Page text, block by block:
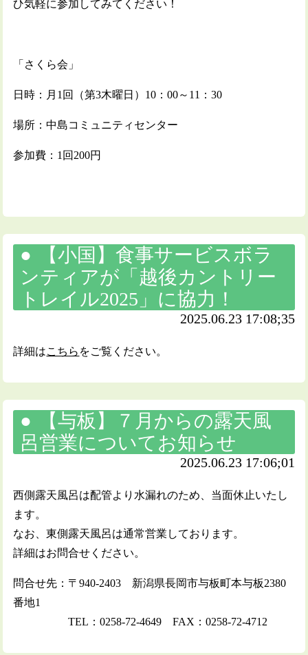
ひ気軽に参加してみてください！
「さくら会」
日時：月1回（第3木曜日）10：00～11：30
場所：中島コミュニティセンター
参加費：1回200円
【小国】食事サービスボラ
ンティアが「越後カントリー
トレイル2025」に協力！
2025.06.23 17:08;35
詳細はこちら をご覧ください。
【与板】７月からの露天風
呂営業についてお知らせ
2025.06.23 17:06;01
西側露天風呂は配管より水漏れのため、当面休止いたし
ます。
なお、東側露天風呂は通常営業しております。
詳細はお問合せください。
問合せ先：〒940-2403 新潟県長岡市与板町本与板2380
番地1
TEL：0258-72-4649 FAX：0258-72-4712